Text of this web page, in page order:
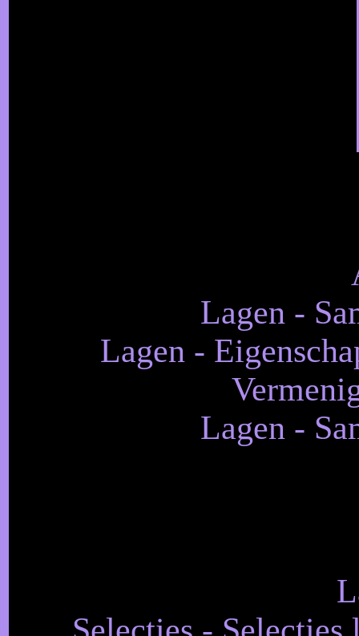
Lagen -
Lagen -
Lagen -